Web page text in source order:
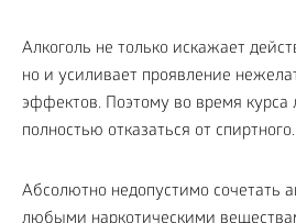
Алкоголь не только искажает
но и усиливает проявление
эффектов. Поэтому во время курса
полностью отказаться от спиртного.
Абсолютно недопустимо сочетать